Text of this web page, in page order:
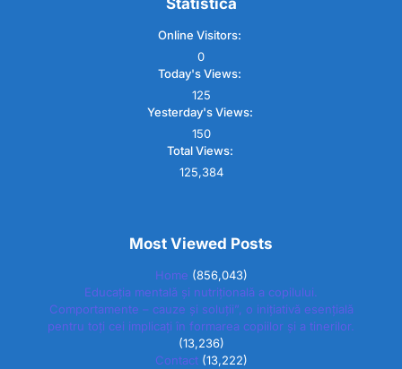
Statistică
Online Visitors:
0
Today's Views:
125
Yesterday's Views:
150
Total Views:
125,384
Most Viewed Posts
Home (856,043)
Educația mentală și nutrițională a copilului.
Comportamente – cauze și soluții”, o inițiativă esențială
pentru toți cei implicați în formarea copiilor și a tinerilor.
(13,236)
Contact (13,222)